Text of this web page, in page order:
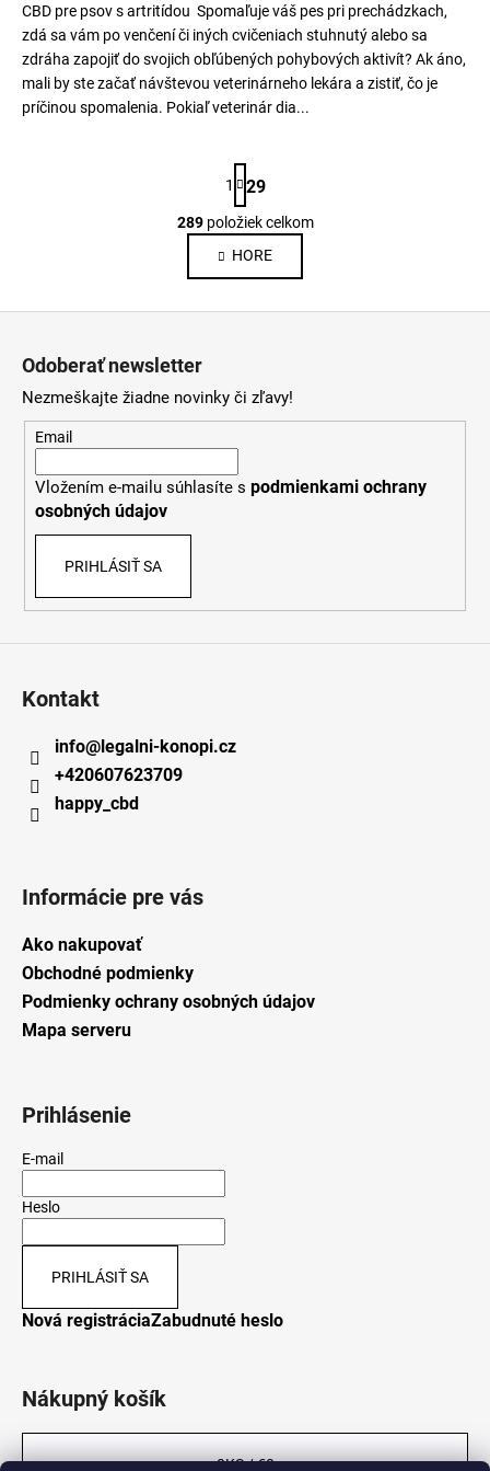
CBD pre psov s artritídou Spomaľuje váš pes pri prechádzkach,
zdá sa vám po venčení či iných cvičeniach stuhnutý alebo sa
zdráha zapojiť do svojich obľúbených pohybových aktivít? Ak áno,
mali by ste začať návštevou veterinárneho lekára a zistiť, čo je
príčinou spomalenia. Pokiaľ veterinár dia...
O
v
l
i
e
v
p
i
S
t
r
á
n
k
v
e
1 29
289položiek celkom
HORE
Odoberať newsletter
Nezmeškajte žiadne novinky či zľavy!
Email
Vložením e-mailu súhlasíte s podmienkami ochrany
osobných údajov
PRIHLÁSIŤ SA
Kontakt
info@legalni-konopi.cz
+420607623709
happy_cbd
Informácie pre vás
Ako nakupovať
Obchodné podmienky
Podmienky ochrany osobných údajov
Mapa serveru
Prihlásenie
E-mail
Heslo
PRIHLÁSIŤ SA
Nová registráciaZabudnuté heslo
Nákupný košík
0KS /€0